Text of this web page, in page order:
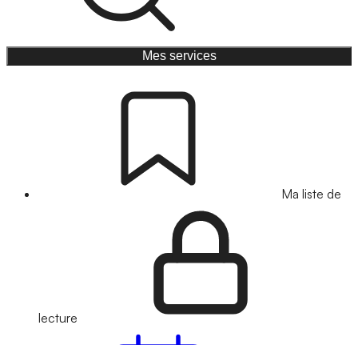
Mes services
Ma liste de
lecture